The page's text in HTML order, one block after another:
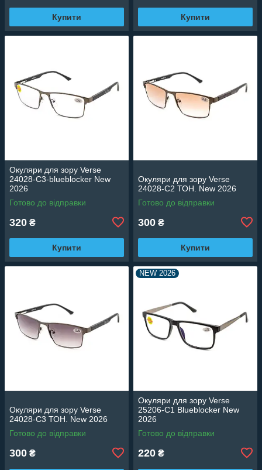
Купити Купити
Окуляри для зору Verse
24028-C3-blueblocker New
2026
Готово до відправки
320 ₴
Купити
Окуляри для зору Verse
24028-C2 ТОН. New 2026
Готово до відправки
300 ₴
Купити
Окуляри для зору Verse
24028-C3 ТОН. New 2026
Готово до відправки
300 ₴
NEW 2026
Окуляри для зору Verse
25206-C1 Blueblocker New
2026
Готово до відправки
220 ₴